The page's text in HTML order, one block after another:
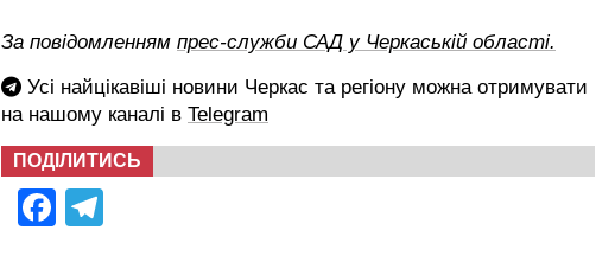
За повідомленням прес-служби САД у Черкаській області.
Усі найцікавіші новини Черкас та регіону можна отримувати
на нашому каналі в Telegram
ПОДІЛИТИСЬ
Facebook